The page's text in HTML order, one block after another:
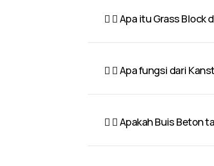
Apa itu Grass Block
Apa fungsi dari
Apakah Buis Beton